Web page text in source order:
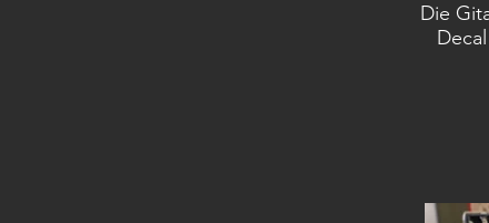
Die